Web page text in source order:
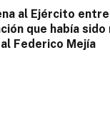
al Ejército
que había
Federico Mejía